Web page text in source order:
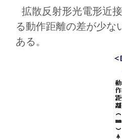
拡散反射形光電形近
る動作距離の差が少な
ある。